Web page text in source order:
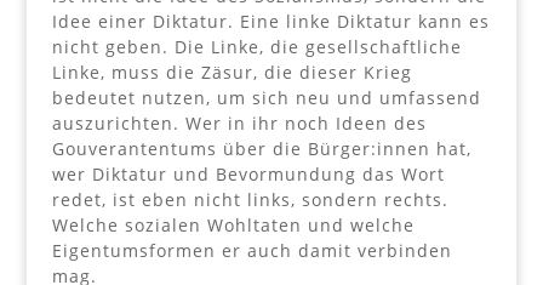
Idee einer Diktatur. Eine linke Diktatur kann es
nicht geben. Die Linke, die gesellschaftliche
Linke, muss die Zäsur, die dieser Krieg
bedeutet nutzen, um sich neu und umfassend
auszurichten. Wer in ihr noch Ideen des
Gouverantentums über die Bürger:innen hat,
wer Diktatur und Bevormundung das Wort
redet, ist eben nicht links, sondern rechts.
Welche sozialen Wohltaten und welche
Eigentumsformen er auch damit verbinden
mag.